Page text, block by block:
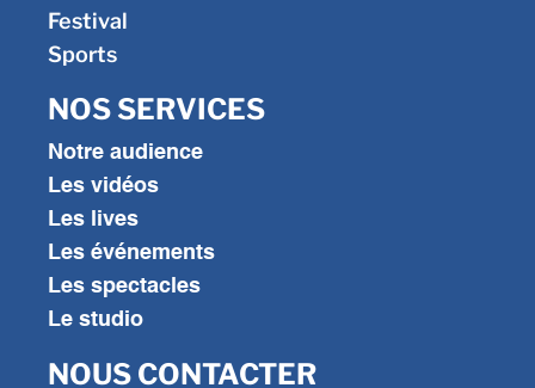
Festival
Sports
NOS SERVICES
Notre audience
Les vidéos
Les lives
Les événements
Les spectacles
Le studio
NOUS CONTACTER